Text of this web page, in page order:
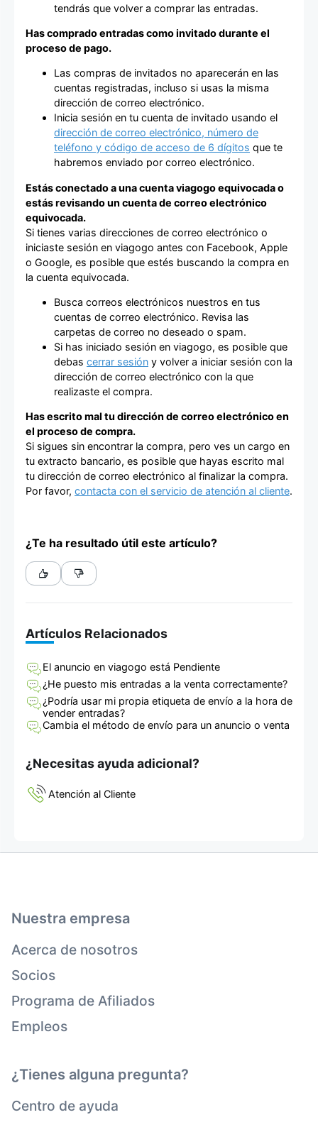
tendrás que volver a comprar las entradas.
Has comprado entradas como invitado durante el
proceso de pago.
Las compras de invitados no aparecerán en las
cuentas registradas, incluso si usas la misma
dirección de correo electrónico.
Inicia sesión en tu cuenta de invitado usando el
dirección de correo electrónico, número de
teléfono y código de acceso de 6 dígitos que te
habremos enviado por correo electrónico.
Estás conectado a una cuenta viagogo equivocada o
estás revisando un cuenta de correo electrónico
equivocada.
Si tienes varias direcciones de correo electrónico o
iniciaste sesión en viagogo antes con Facebook, Apple
o Google, es posible que estés buscando la compra en
la cuenta equivocada.
Busca correos electrónicos nuestros en tus
cuentas de correo electrónico. Revisa las
carpetas de correo no deseado o spam.
Si has iniciado sesión en viagogo, es posible que
debas cerrar sesión y volver a iniciar sesión con la
dirección de correo electrónico con la que
realizaste el compra.
Has escrito mal tu dirección de correo electrónico en
el proceso de compra.
Si sigues sin encontrar la compra, pero ves un cargo en
tu extracto bancario, es posible que hayas escrito mal
tu dirección de correo electrónico al finalizar la compra.
Por favor, contacta con el servicio de atención al cliente.
¿Te ha resultado útil este artículo?
Artículos Relacionados
El anuncio en viagogo está Pendiente
¿He puesto mis entradas a la venta correctamente?
¿Podría usar mi propia etiqueta de envío a la hora de
vender entradas?
Cambia el método de envío para un anuncio o venta
¿Necesitas ayuda adicional?
Atención al Cliente
Nuestra empresa
Acerca de nosotros
Socios
Programa de Afiliados
Empleos
¿Tienes alguna pregunta?
Centro de ayuda